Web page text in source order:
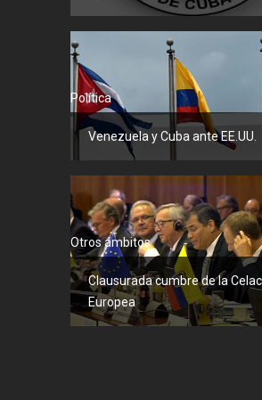
Política
Venezuela y Cuba ante EE.UU.
Otros ámbitos
Clausurada cumbre de la
Europea